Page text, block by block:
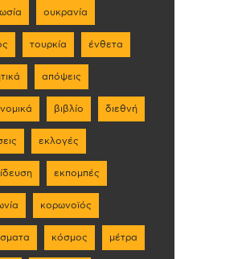
ουκρανία
τουρκία ένθετα
απόψεις
βιβλίο διεθνή
εκλογές
εκπομπές
κορωνοϊός
κόσμος μέτρα